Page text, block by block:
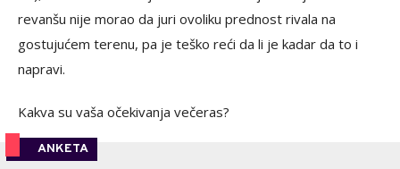
revanšu nije morao da juri ovoliku prednost rivala na
gostujućem terenu, pa je teško reći da li je kadar da to i
napravi.
Kakva su vaša očekivanja večeras?
ANKETA